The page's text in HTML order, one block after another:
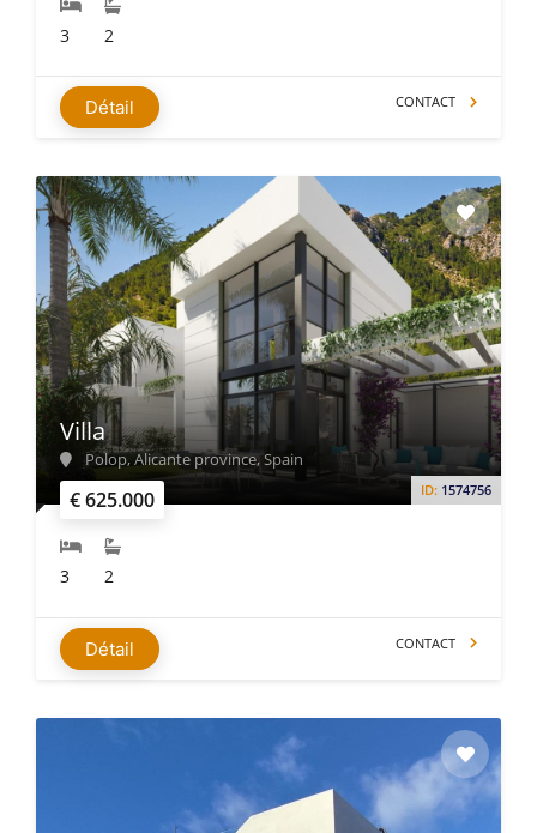
3 2
Détail CONTACT
€ 625.000 ID: 1574756
Villa
Polop, Alicante province, Spain
3 2
Détail CONTACT